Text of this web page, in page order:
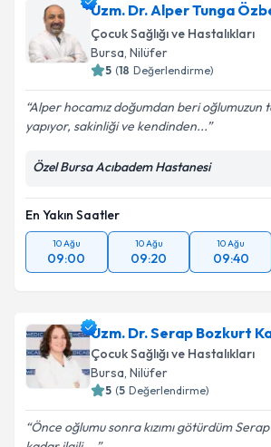
Uzm. Dr. Alper Tunga
Çocuk Sağlığı ve Hastalıkları
Bursa, Nilüfer
5 (18 Değerlendirme)
Alper hocamız doğumdan beri oğlumuzun
yapıyor, sakinliği ve kendinden...
Özel Bursa Acıbadem Hastanesi
En Yakın Saatler
10 Ağu
09:00
10 Ağu
09:20
10 Ağu
09:40
Uzm. Dr. Serap Bozkurt
Çocuk Sağlığı ve Hastalıkları
Bursa, Nilüfer
5 (5 Değerlendirme)
Önce oğlumu sonra kızımı götürdüm